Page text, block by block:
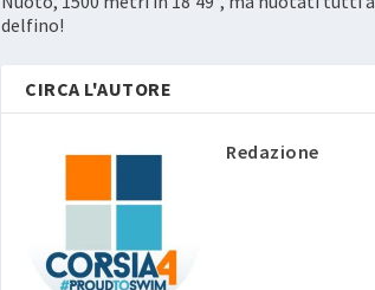
delfino!
CIRCA L'AUTORE
Redazione